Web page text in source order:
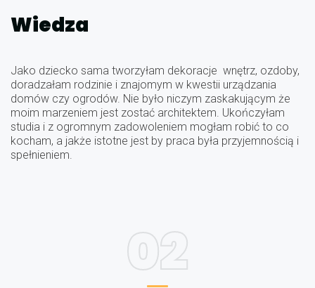
Wiedza
Jako dziecko sama tworzyłam dekoracje wnętrz, ozdoby,
doradzałam rodzinie i znajomym w kwestii urządzania
domów czy ogrodów. Nie było niczym zaskakującym że
moim marzeniem jest zostać architektem. Ukończyłam
studia i z ogromnym zadowoleniem mogłam robić to co
kocham, a jakże istotne jest by praca była przyjemnością i
spełnieniem.
02